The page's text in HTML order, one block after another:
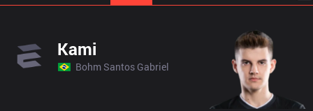
Kami
Bohm Santos Gabriel